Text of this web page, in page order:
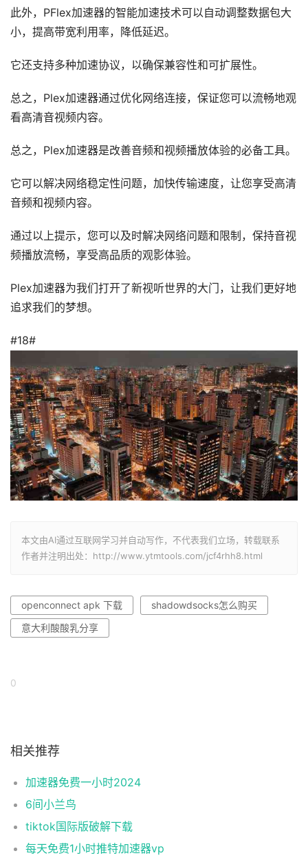
此外，PFlex加速器的智能加速技术可以自动调整数据包大
小，提高带宽利用率，降低延迟。
它还支持多种加速协议，以确保兼容性和可扩展性。
总之，Plex加速器通过优化网络连接，保证您可以流畅地观
看高清音视频内容。
总之，Plex加速器是改善音频和视频播放体验的必备工具。
它可以解决网络稳定性问题，加快传输速度，让您享受高清
音频和视频内容。
通过以上提示，您可以及时解决网络问题和限制，保持音视
频播放流畅，享受高品质的观影体验。
Plex加速器为我们打开了新视听世界的大门，让我们更好地
追求我们的梦想。
#18#
本文由AI通过互联网学习并自动写作，不代表我们立场，转载联系
作者并注明出处：http://www.ytmtools.com/jcf4rhh8.html
openconnect apk 下载
shadowdsocks怎么购买
意大利酸酸乳分享
0
相关推荐
加速器免费一小时2024
6间小兰鸟
tiktok国际版破解下载
每天免费1小时推特加速器vp